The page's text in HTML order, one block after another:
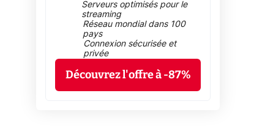
Serveurs optimisés pour le
streaming
Réseau mondial dans 100
pays
Connexion sécurisée et
privée
Découvrez l'offre à -87%